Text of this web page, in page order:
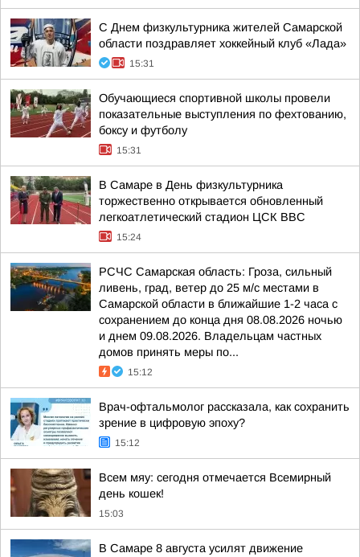
С Днем физкультурника жителей Самарской
области поздравляет хоккейный клуб «Лада»
15:31
Обучающиеся спортивной школы провели
показательные выступления по фехтованию,
боксу и футболу
15:31
В Самаре в День физкультурника
торжественно открывается обновленный
легкоатлетический стадион ЦСК ВВС
15:24
РСЧС Самарская область: Гроза, сильный
ливень, град, ветер до 25 м/с местами в
Самарской области в ближайшие 1-2 часа с
сохранением до конца дня 08.08.2026 ночью
и днем 09.08.2026. Владельцам частных
домов принять меры по...
15:12
Врач-офтальмолог рассказала, как сохранить
зрение в цифровую эпоху?
15:12
Всем мяу: сегодня отмечается Всемирный
день кошек!
15:03
В Самаре 8 августа усилят движение